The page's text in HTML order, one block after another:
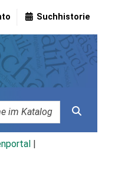
Suchhistorie